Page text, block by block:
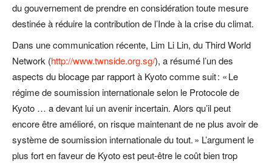
du gouvernement de prendre en considération toute mesure
destinée à réduire la contribution de l’Inde à la crise du climat.
Dans une communication récente, Lim Li Lin, du Third World
Network (http://www.twnside.org.sg/), a résumé l’un des
aspects du blocage par rapport à Kyoto comme suit : « Le
régime de soumission internationale selon le Protocole de
Kyoto … a devant lui un avenir incertain. Alors qu’il peut
encore être amélioré, on risque maintenant de ne plus avoir de
système de soumission internationale du tout. » L’argument le
plus fort en faveur de Kyoto est peut-être le coût bien trop